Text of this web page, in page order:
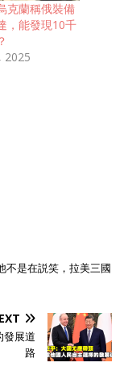
克蘭稱俄裝備
，能發現10千
2025
不是在説笑，拉美三國
發展道
路